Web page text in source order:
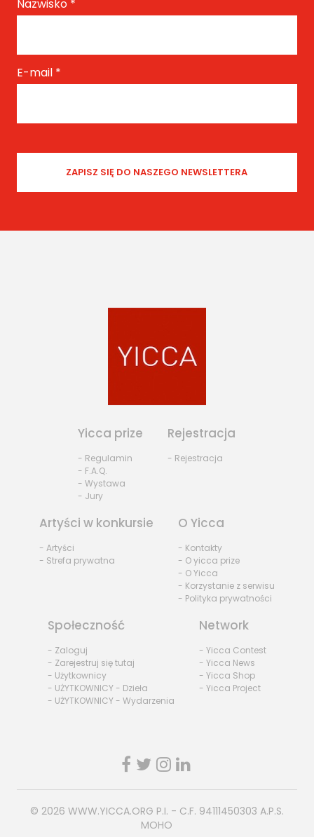
Nazwisko *
E-mail *
Yicca prize
- Regulamin
- F.A.Q.
- Wystawa
- Jury
Rejestracja
- Rejestracja
Artyści w konkursie
- Artyści
- Strefa prywatna
O Yicca
- Kontakty
- O yicca prize
- O Yicca
- Korzystanie z serwisu
- Polityka prywatności
Społeczność
- Zaloguj
- Zarejestruj się tutaj
- Użytkownicy
- UŻYTKOWNICY - Dzieła
- UŻYTKOWNICY - Wydarzenia
Network
- Yicca Contest
- Yicca News
- Yicca Shop
- Yicca Project
© 2026 WWW.YICCA.ORG P.I. - C.F. 94111450303 A.P.S.
MOHO